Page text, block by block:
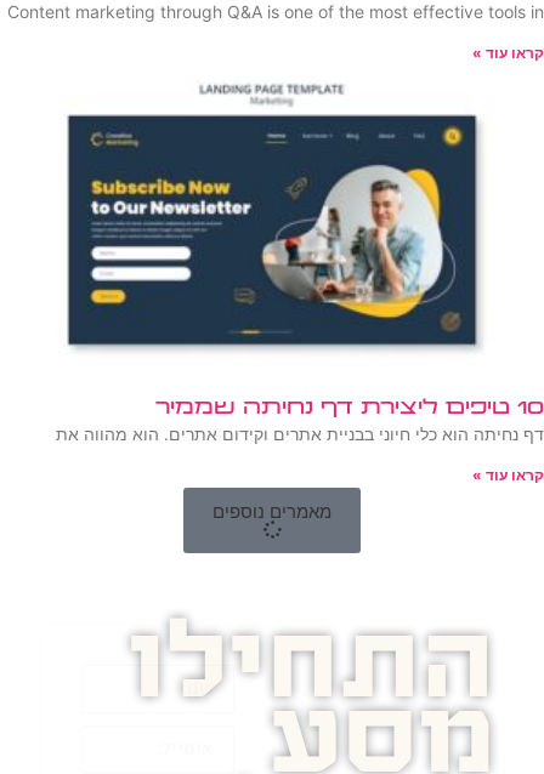
Content marketing through Q&A is one of the most effective tools in
קראו עוד »
10 טיפים ליצירת דף נחיתה שממיר
דף נחיתה הוא כלי חיוני בבניית אתרים וקידום אתרים. הוא מהווה את
קראו עוד »
מאמרים נוספים
התחילו
מסע